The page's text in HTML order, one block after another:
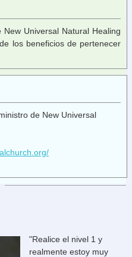
Universal Natural Healing
los beneficios de pertenecer
de New Universal
"Realice el nivel 1 y
realmente estoy muy